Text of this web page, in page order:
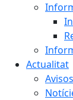
Actualitat
Avisos